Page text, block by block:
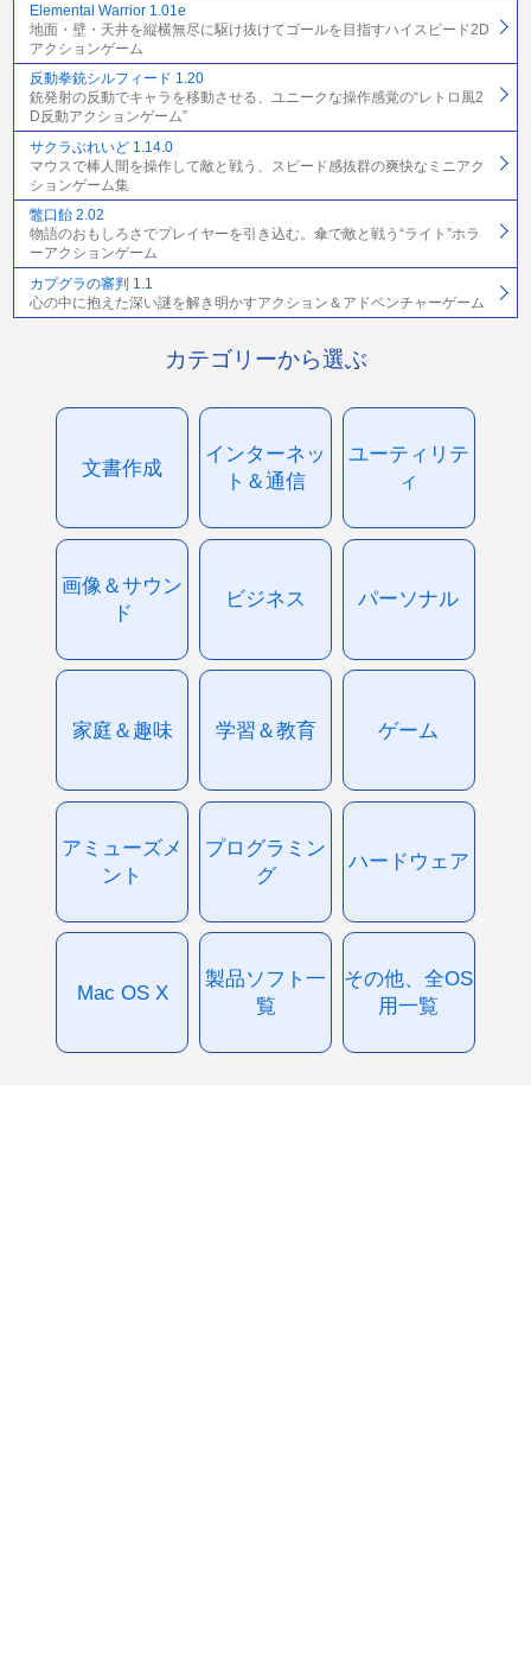
Elemental Warrior 1.01e
地面・壁・天井を縦横無尽に駆け抜けてゴールを目指すハイスピード2D
アクションゲーム
反動拳銃シルフィード 1.20
銃発射の反動でキャラを移動させる、ユニークな操作感覚の“レトロ風2
D反動アクションゲーム”
サクラぶれいど 1.14.0
マウスで棒人間を操作して敵と戦う、スピード感抜群の爽快なミニアク
ションゲーム集
鼈口飴 2.02
物語のおもしろさでプレイヤーを引き込む。傘で敵と戦う“ライト”ホラ
ーアクションゲーム
カプグラの審判 1.1
心の中に抱えた深い謎を解き明かすアクション＆アドベンチャーゲーム
カテゴリーから選ぶ
文書作成
インターネッ
ト＆通信
ユーティリテ
ィ
画像＆サウン
ド
ビジネス パーソナル
家庭＆趣味 学習＆教育 ゲーム
アミューズメ
ント
プログラミン
グ
ハードウェア
Mac OS X
製品ソフト一
覧
その他、全OS
用一覧